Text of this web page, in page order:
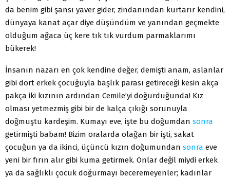
da benim gibi şansı yaver gider, zindanından kurtarır kendini,
dünyaya kanat açar diye düşündüm ve yanından geçmekte
olduğum ağaca üç kere tık tık vurdum parmaklarımı
bükerek!
İnsanın nazarı en çok kendine değer, demişti anam, aslanlar
gibi dört erkek çocuğuyla başlık parası getireceği kesin akça
pakça iki kızının ardından Cemile’yi doğurduğunda! Kız
olması yetmezmiş gibi bir de kalça çıkığı sorunuyla
doğmuştu kardeşim. Kumayı eve, işte bu doğumdan sonra
getirmişti babam! Bizim oralarda olağan bir işti, sakat
çocuğun ya da ikinci, üçüncü kızın doğumundan sonra eve
yeni bir fırın alır gibi kuma getirmek. Onlar değil miydi erkek
ya da sağlıklı çocuk doğurmayı beceremeyenler; kadınlar